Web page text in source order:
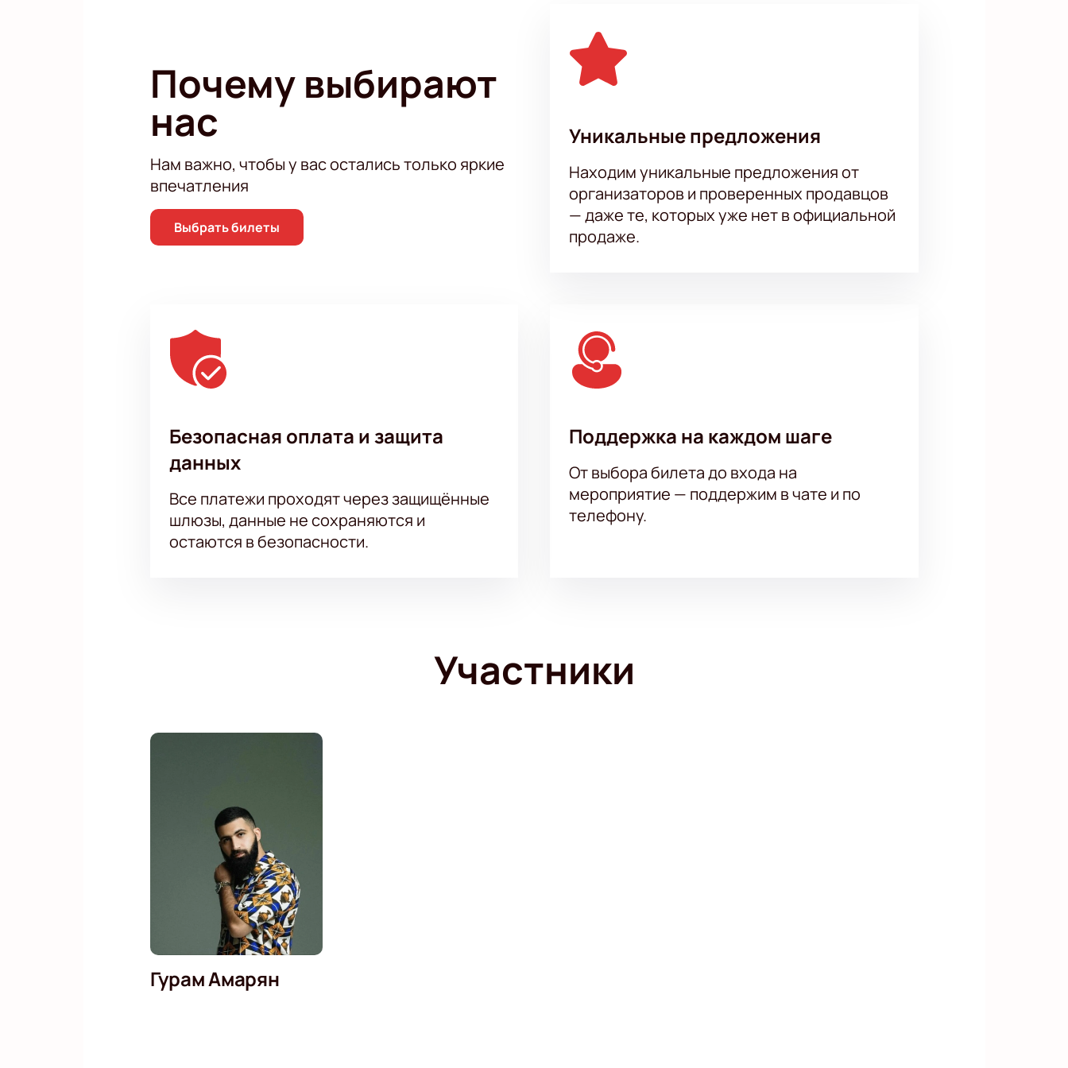
этого увлекательного события и насладиться выступлением одного из самых талантливых комиков современности.
Почему выбирают
нас
Нам важно, чтобы у вас остались только яркие
впечатления
Выбрать билеты
Уникальные предложения
Находим уникальные предложения от
организаторов и проверенных продавцов
— даже те, которых уже нет в официальной
продаже.
Безопасная оплата и защита
данных
Все платежи проходят через защищённые
шлюзы, данные не сохраняются и
остаются в безопасности.
Поддержка на каждом шаге
От выбора билета до входа на
мероприятие — поддержим в чате и по
телефону.
Участники
Гурам Амарян